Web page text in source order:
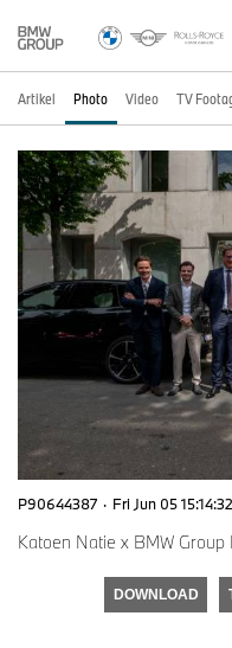
Artikel Photo Video TV
P90644387 · Fri Jun 05
Katoen Natie x BMW
DOWNLOAD